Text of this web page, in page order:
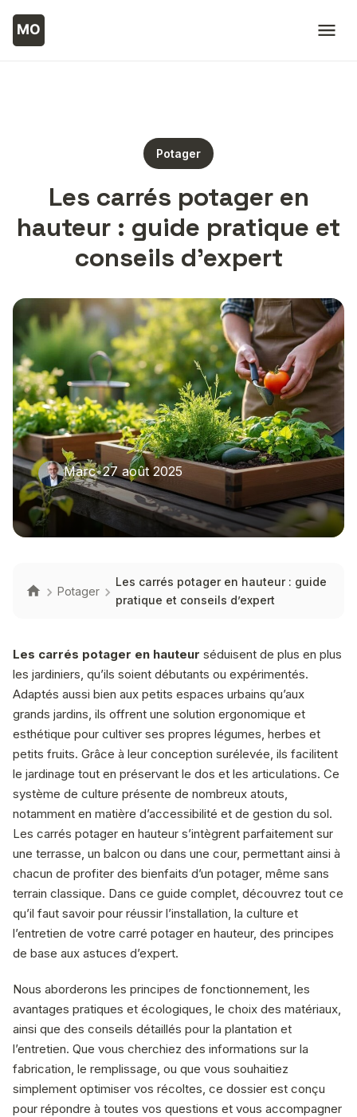
Potager
Les carrés potager en
hauteur : guide pratique et
conseils d’expert
Marc•27 août 2025
Potager
Les carrés potager en hauteur : guide
pratique et conseils d’expert
Les carrés potager en hauteur séduisent de plus en plus
les jardiniers, qu’ils soient débutants ou expérimentés.
Adaptés aussi bien aux petits espaces urbains qu’aux
grands jardins, ils offrent une solution ergonomique et
esthétique pour cultiver ses propres légumes, herbes et
petits fruits. Grâce à leur conception surélevée, ils facilitent
le jardinage tout en préservant le dos et les articulations. Ce
système de culture présente de nombreux atouts,
notamment en matière d’accessibilité et de gestion du sol.
Les carrés potager en hauteur s’intègrent parfaitement sur
une terrasse, un balcon ou dans une cour, permettant ainsi à
chacun de profiter des bienfaits d’un potager, même sans
terrain classique. Dans ce guide complet, découvrez tout ce
qu’il faut savoir pour réussir l’installation, la culture et
l’entretien de votre carré potager en hauteur, des principes
de base aux astuces d’expert.
Nous aborderons les principes de fonctionnement, les
avantages pratiques et écologiques, le choix des matériaux,
ainsi que des conseils détaillés pour la plantation et
l’entretien. Que vous cherchiez des informations sur la
fabrication, le remplissage, ou que vous souhaitiez
simplement optimiser vos récoltes, ce dossier est conçu
pour répondre à toutes vos questions et vous accompagner